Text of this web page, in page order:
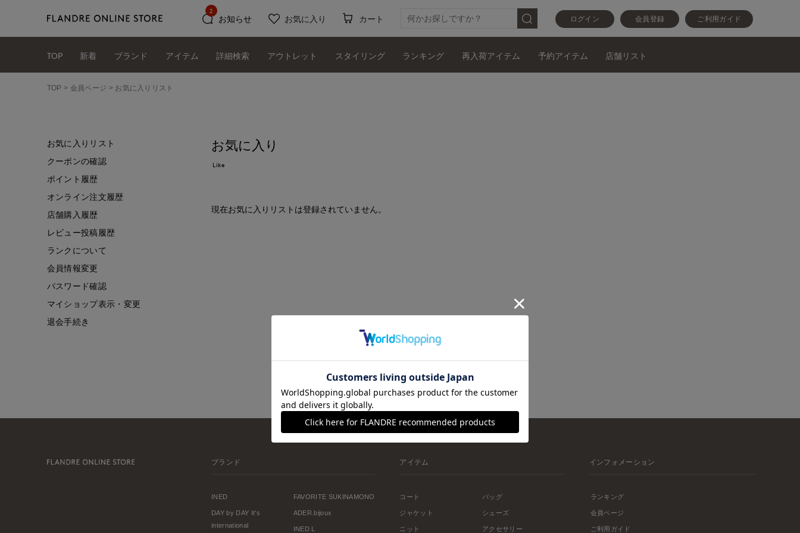
ログイン 会員登録 ご利用ガイド
お知らせ
2
お気に入り カート
TOP 新着 ブランド アイテム 詳細検索 アウトレット スタイリング ランキング 再入荷アイテム 予約アイテム 店舗リスト
TOP 会員ページ お気に入りリスト
お気に入り
Like
現在お気に入りリストは登録されていません。
お気に入りリスト
クーポンの確認
ポイント履歴
オンライン注文履歴
店舗購入履歴
レビュー投稿履歴
ランクについて
会員情報変更
パスワード確認
マイショップ表示・変更
退会手続き
ブランド
INED
DAY by DAY It's
international
FAVORITE SUKINAMONO
ADER.bijoux
INED L
アイテム
コート
ジャケット
ニット
バッグ
シューズ
アクセサリー
インフォメーション
ランキング
会員ページ
ご利用ガイド